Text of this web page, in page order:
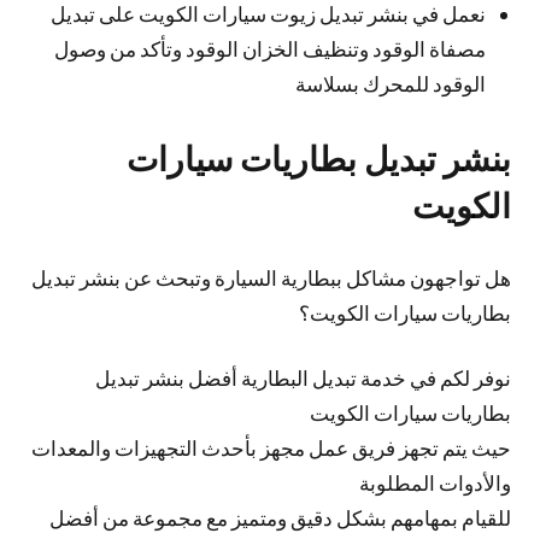
نعمل في بنشر تبديل زيوت سيارات الكويت على تبديل
مصفاة الوقود وتنظيف الخزان الوقود وتأكد من وصول
الوقود للمحرك بسلاسة
بنشر تبديل بطاريات سيارات
الكويت
هل تواجهون مشاكل ببطارية السيارة وتبحث عن بنشر تبديل
بطاريات سيارات الكويت؟
نوفر لكم في خدمة تبديل البطارية أفضل بنشر تبديل
بطاريات سيارات الكويت
حيث يتم تجهز فريق عمل مجهز بأحدث التجهيزات والمعدات
والأدوات المطلوبة
للقيام بمهامهم بشكل دقيق ومتميز مع مجموعة من أفضل